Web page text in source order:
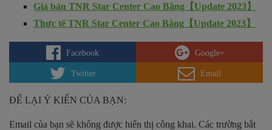
Giá bán TNR Star Center Cao Bằng【Update 2023】
Thực tế TNR Star Center Cao Bằng【Update 2023】
Facebook Google+
Twitter Email
ĐỂ LẠI Ý KIẾN CỦA BẠN:
Email của bạn sẽ không được hiển thị công khai. Các trường bắt